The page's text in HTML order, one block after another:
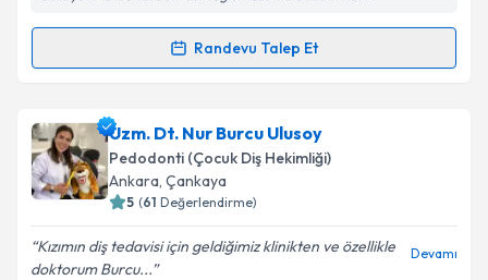
Takvim Talebini Gönder
Randevu Talep Et
Randevu Takvimi Talebi
Dt. Arzu Soyguniçin randevu takvimi talebi oluşturun.
Size bu uzmandan randevu almanız için bir takvim
hazırlandığında e-posta ile bilgilendireceğiz.
Uzm. Dt. Nur Burcu Ulusoy
Pedodonti (Çocuk Diş Hekimliği)
Ankara, Çankaya
5 (61 Değerlendirme)
Kızımın diş tedavisi için geldiğimiz klinikten ve özellikle
doktorum Burcu...
Devamı